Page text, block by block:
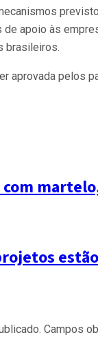
de apoio às
brasileiros.
aprovada pelos
com
Campos